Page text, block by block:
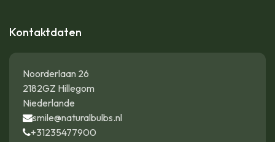
Kontaktdaten
Noorderlaan 26
2182GZ Hillegom
Niederlande
smile@naturalbulbs.nl
+31235477900